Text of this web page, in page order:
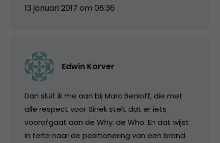
13 januari 2017 om 08:36
Edwin Korver
Dan sluit ik me aan bij Marc Benioff, die met
alle respect voor Sinek stelt dat er iets
voorafgaat aan de Why: de Who. En dat wijst
in feite naar de positionering van een brand.